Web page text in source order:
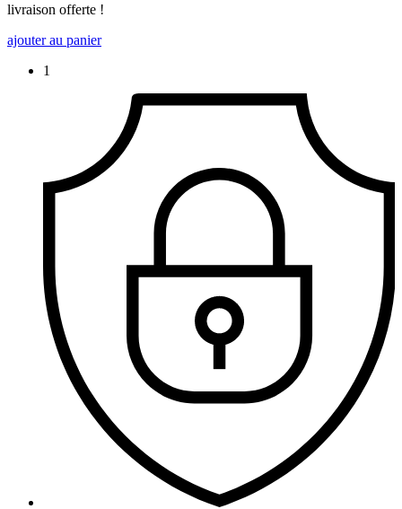
livraison offerte !
ajouter au panier
1